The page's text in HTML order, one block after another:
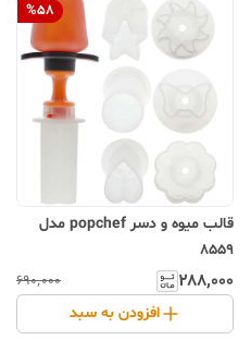
%58
قالب میوه و دسر popchef مدل
8559
۲۸۸٬۰۰۰ ۶۹۰٬۰۰۰
افزودن به سبد